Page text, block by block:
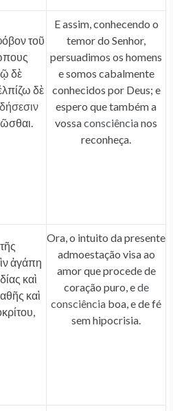
τοῦ
δὲ
δὲ
E assim, conhecendo o
temor do Senhor,
persuadimos os homens
e somos cabalmente
conhecidos por Deus; e
espero que também a
vossaconsciêncianos
reconheça.
ἀγάπη
καὶ
καὶ
Ora, o intuito da presente
admoestação visa ao
amor que procede de
coração puro, ede
consciência boa, e de fé
sem hipocrisia.